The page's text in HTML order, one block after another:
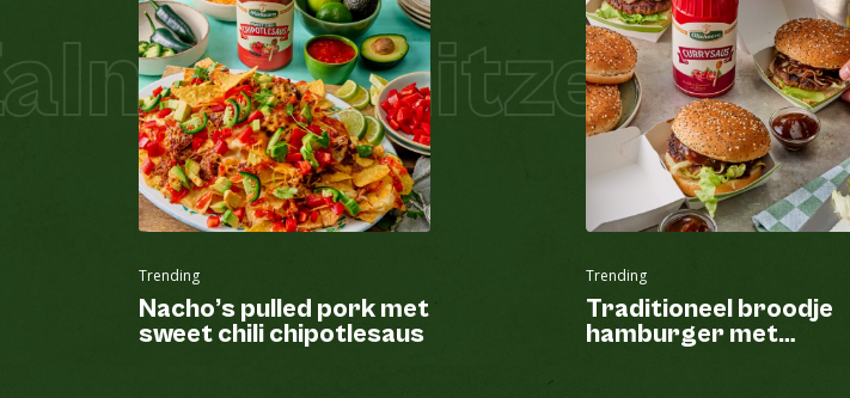
Schnitzel
Trending
Nacho’s pulled pork met
sweet chili chipotlesaus
Trending
Traditioneel broodje
hamburger met